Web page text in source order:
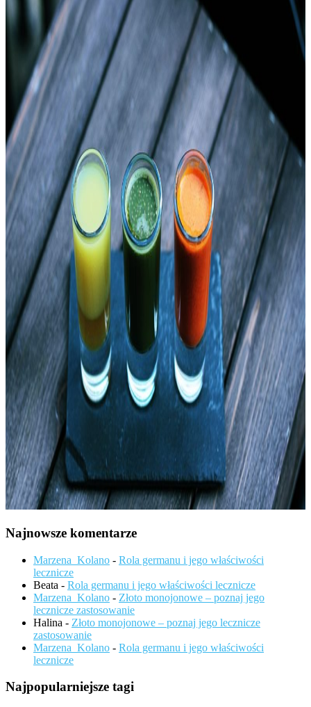
Najnowsze komentarze
Marzena_Kolano - Rola germanu i jego właściwości
lecznicze
Beata - Rola germanu i jego właściwości lecznicze
Marzena_Kolano - Złoto monojonowe – poznaj jego
lecznicze zastosowanie
Halina - Złoto monojonowe – poznaj jego lecznicze
zastosowanie
Marzena_Kolano - Rola germanu i jego właściwości
lecznicze
Najpopularniejsze tagi